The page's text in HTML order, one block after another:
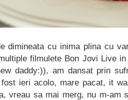
dimineata cu inima plina cu
filmulete Bon Jovi Live
daddy:)), am dansat prin
ieri acolo, mare pacat, it
vreau sa mai merg, nu m-am